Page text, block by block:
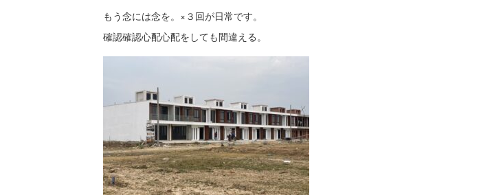
もう念には念を。×３回が日常です。
確認確認心配心配をしても間違える。